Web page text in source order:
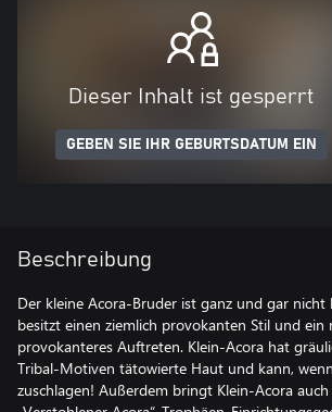
Dieser Inhalt ist gesperrt
GEBEN SIE IHR GEBURTSDATUM EIN
Beschreibung
Der kleine Acora-Bruder ist ganz und gar nicht
besitzt einen ziemlich provokanten Stil und ein
provokanteres Auftreten. Klein-Acora hat
Tribal-Motiven tätowierte Haut und kann,
zuschlagen! Außerdem bringt Klein-Acora auch